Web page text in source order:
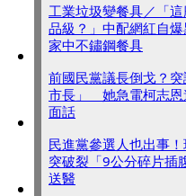
工業垃圾變餐具／「
品級？」中配網紅自
家中不鏽鋼餐具
前國民黨議長倒戈？
市長」 她急電柯志恩
面話
民進黨參選人也出事
突破裂「9公分碎片
送醫